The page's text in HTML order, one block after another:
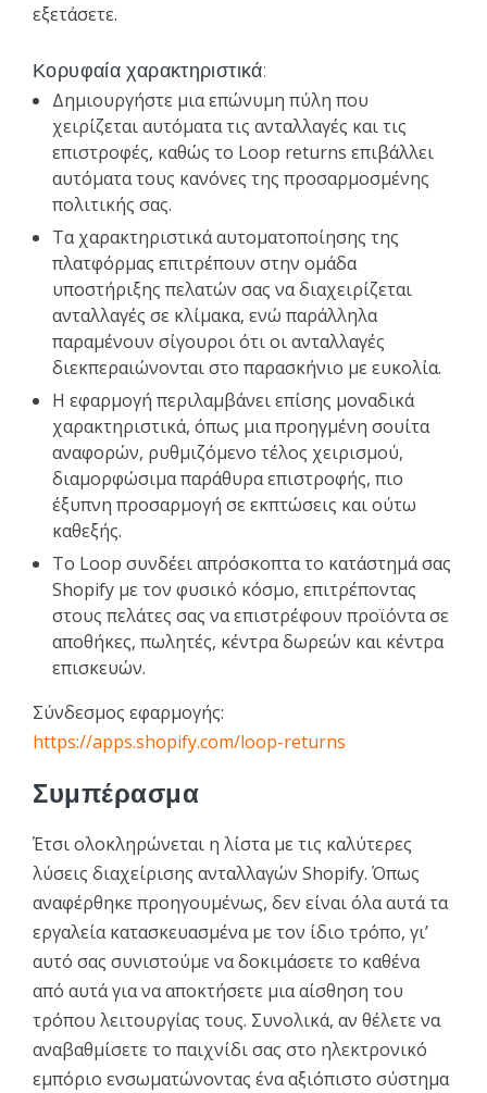
εξετάσετε.
Κορυφαία χαρακτηριστικά:
Δημιουργήστε μια επώνυμη πύλη που
χειρίζεται αυτόματα τις ανταλλαγές και τις
επιστροφές, καθώς το Loop returns επιβάλλει
αυτόματα τους κανόνες της προσαρμοσμένης
πολιτικής σας.
Τα χαρακτηριστικά αυτοματοποίησης της
πλατφόρμας επιτρέπουν στην ομάδα
υποστήριξης πελατών σας να διαχειρίζεται
ανταλλαγές σε κλίμακα, ενώ παράλληλα
παραμένουν σίγουροι ότι οι ανταλλαγές
διεκπεραιώνονται στο παρασκήνιο με ευκολία.
Η εφαρμογή περιλαμβάνει επίσης μοναδικά
χαρακτηριστικά, όπως μια προηγμένη σουίτα
αναφορών, ρυθμιζόμενο τέλος χειρισμού,
διαμορφώσιμα παράθυρα επιστροφής, πιο
έξυπνη προσαρμογή σε εκπτώσεις και ούτω
καθεξής.
Το Loop συνδέει απρόσκοπτα το κατάστημά σας
Shopify με τον φυσικό κόσμο, επιτρέποντας
στους πελάτες σας να επιστρέφουν προϊόντα σε
αποθήκες, πωλητές, κέντρα δωρεών και κέντρα
επισκευών.
Σύνδεσμος εφαρμογής:
https://apps.shopify.com/loop-returns
Συμπέρασμα
Έτσι ολοκληρώνεται η λίστα με τις καλύτερες
λύσεις διαχείρισης ανταλλαγών Shopify. Όπως
αναφέρθηκε προηγουμένως, δεν είναι όλα αυτά τα
εργαλεία κατασκευασμένα με τον ίδιο τρόπο, γι’
αυτό σας συνιστούμε να δοκιμάσετε το καθένα
από αυτά για να αποκτήσετε μια αίσθηση του
τρόπου λειτουργίας τους. Συνολικά, αν θέλετε να
αναβαθμίσετε το παιχνίδι σας στο ηλεκτρονικό
εμπόριο ενσωματώνοντας ένα αξιόπιστο σύστημα